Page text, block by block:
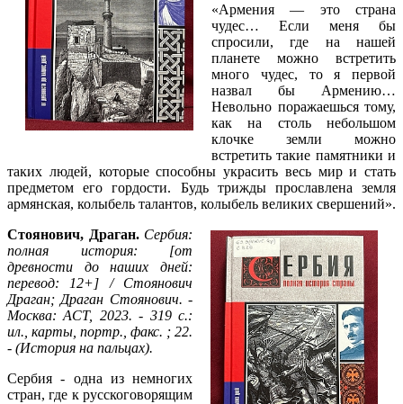
«Армения — это страна
чудес… Если меня бы
спросили, где на нашей
планете можно встретить
много чудес, то я первой
назвал бы Армению…
Невольно поражаешься тому,
как на столь небольшом
клочке земли можно
встретить такие памятники и
таких людей, которые способны украсить весь мир и стать
предметом его гордости. Будь трижды прославлена земля
армянская, колыбель талантов, колыбель великих свершений».
Стоянович, Драган. Сербия:
полная история: [от
древности до наших дней:
перевод: 12+] / Стоянович
Драган; Драган Стоянович. -
Москва: АСТ, 2023. - 319 с.:
ил., карты, портр., факс. ; 22.
- (История на пальцах).
Сербия - одна из немногих
стран, где к русскоговорящим